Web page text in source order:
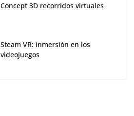
Concept 3D recorridos virtuales
Steam VR: inmersión en los
videojuegos